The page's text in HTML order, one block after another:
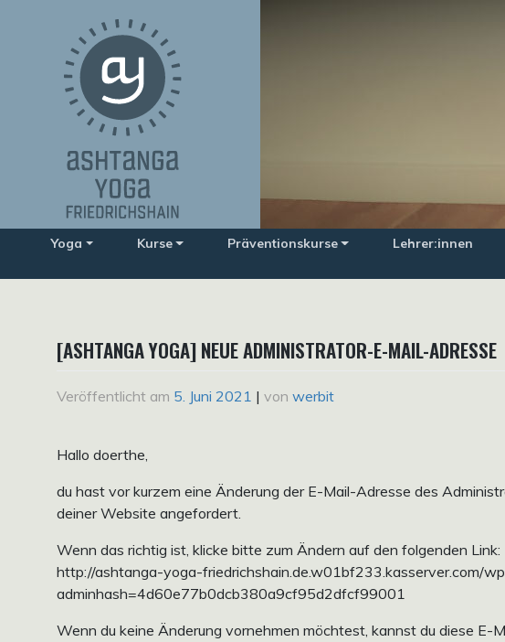
Yoga Kurse Präventionskurse Lehrer:innen
[ASHTANGA YOGA] NEUE ADMINISTRATOR-E-MAIL-ADRESSE
Veröffentlicht am 5. Juni 2021 | von werbit
Hallo doerthe,
du hast vor kurzem eine Änderung der E-Mail-Adresse des
deiner Website angefordert.
Wenn das richtig ist, klicke bitte zum Ändern auf den folgenden Link:
http://ashtanga-yoga-friedrichshain.de.w01bf233.kasserver.com/
adminhash=4d60e77b0dcb380a9cf95d2dfcf99001
Wenn du keine Änderung vornehmen möchtest, kannst du diese E-